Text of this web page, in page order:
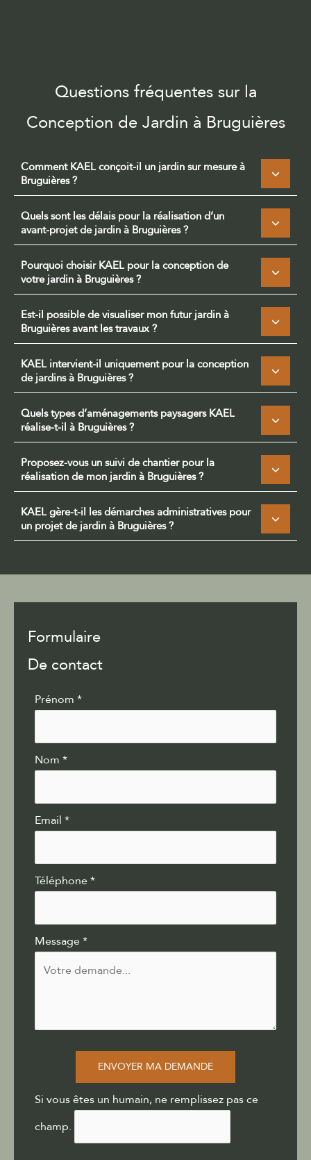
Questions fréquentes sur la
Conception de Jardin à Bruguières
Comment KAEL conçoit-il un jardin sur mesure à
Bruguières ?
Quels sont les délais pour la réalisation d’un
avant-projet de jardin à Bruguières ?
Pourquoi choisir KAEL pour la conception de
votre jardin à Bruguières ?
Est-il possible de visualiser mon futur jardin à
Bruguières avant les travaux ?
KAEL intervient-il uniquement pour la conception
de jardins à Bruguières ?
Quels types d’aménagements paysagers KAEL
réalise-t-il à Bruguières ?
Proposez-vous un suivi de chantier pour la
réalisation de mon jardin à Bruguières ?
KAEL gère-t-il les démarches administratives pour
un projet de jardin à Bruguières ?
Formulaire
De contact
Formulaire
avec
téléphone
Prénom *
Nom *
Email *
Téléphone*
Message*
ENVOYER MA DEMANDE
Si vous êtes un humain, ne remplissez pas ce
champ.